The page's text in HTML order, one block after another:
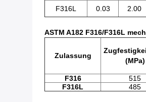
F316L 0.03 2.00
ASTM A182 F316/F316L
Zulassung
(MPa)
F316
515
F316L
485